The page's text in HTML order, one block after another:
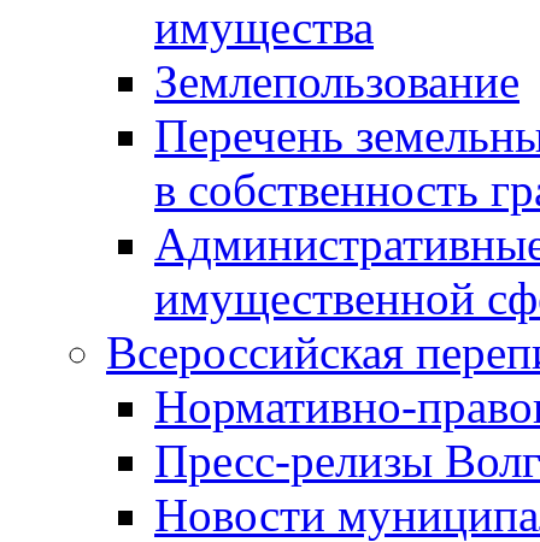
имущества
Землепользование
Перечень
в собственность
имущественной
Всероссийская
Нормативно-
Пресс-релизы
Новости